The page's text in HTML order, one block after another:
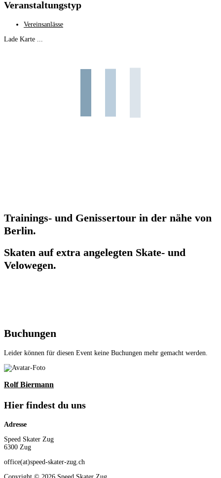
Veranstaltungstyp
Vereinsanlässe
Lade Karte ...
Trainings- und Genissertour in der nähe von
Berlin.
Skaten auf extra angelegten Skate- und
Velowegen.
Buchungen
Leider können für diesen Event keine Buchungen mehr gemacht werden.
Rolf Biermann
Hier findest du uns
Adresse
Speed Skater Zug
6300 Zug
office(at)speed-skater-zug.ch